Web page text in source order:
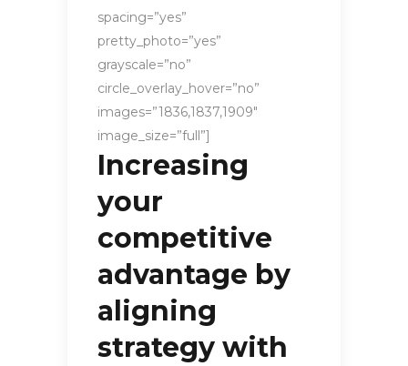
spacing=”yes”
pretty_photo=”yes”
grayscale=”no”
circle_overlay_hover=”no”
images=”1836,1837,1909″
image_size=”full”]
Increasing
your
competitive
advantage by
aligning
strategy with